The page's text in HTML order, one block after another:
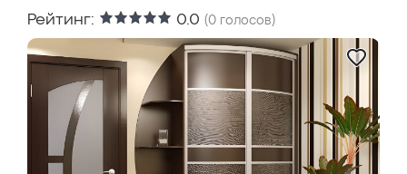
Рейтинг: 0.0 (0 голосов)